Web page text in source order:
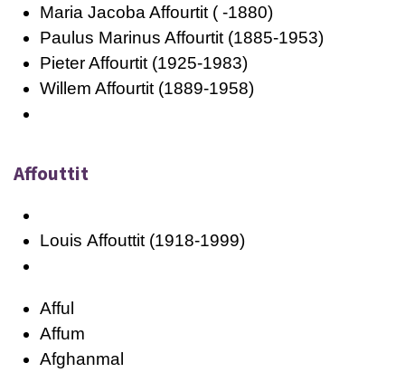
Maria Jacoba Affourtit ( -1880)
Paulus Marinus Affourtit (1885-1953)
Pieter Affourtit (1925-1983)
Willem Affourtit (1889-1958)
Affouttit
Louis Affouttit (1918-1999)
Afful
Affum
Afghanmal